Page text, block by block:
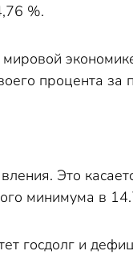
%.
процента за
Это
минимума в
госдолг и